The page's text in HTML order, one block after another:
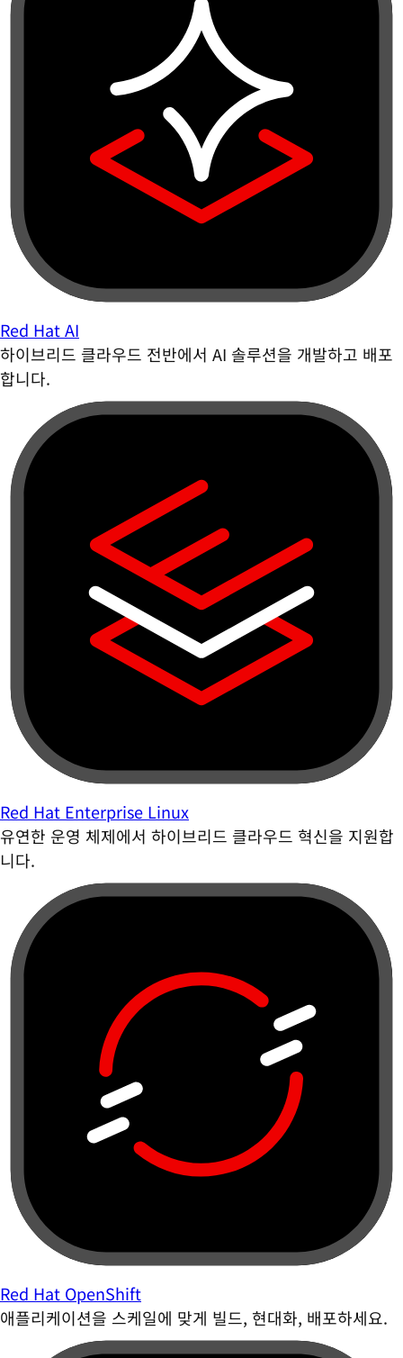
Red Hat AI
하이브리드 클라우드 전반에서 AI 솔루션을 개발하고 배포
합니다.
Red Hat Enterprise Linux
유연한 운영 체제에서 하이브리드 클라우드 혁신을 지원합
니다.
Red Hat OpenShift
애플리케이션을 스케일에 맞게 빌드, 현대화, 배포하세요.